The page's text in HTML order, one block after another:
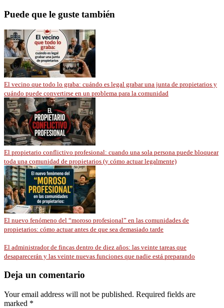
Puede que le guste también
El vecino que todo lo graba: cuándo es legal grabar una junta de propietarios y
cuándo puede convertirse en un problema para la comunidad
El propietario conflictivo profesional: cuando una sola persona puede bloquear
toda una comunidad de propietarios (y cómo actuar legalmente)
El nuevo fenómeno del “moroso profesional” en las comunidades de
propietarios: cómo actuar antes de que sea demasiado tarde
El administrador de fincas dentro de diez años: las veinte tareas que
desaparecerán y las veinte nuevas funciones que nadie está preparando
Deja un comentario
Your email address will not be published. Required fields are
marked *